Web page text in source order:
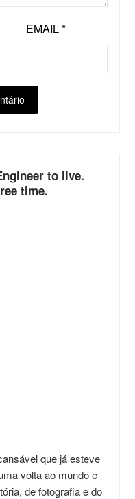
EMAIL*
to live.
time.
que já esteve
volta ao mundo e
de fotografia e do